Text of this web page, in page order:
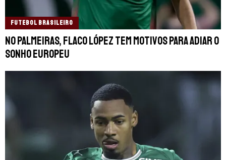
FUTEBOL BRASILEIRO
No Palmeiras, Flaco López tem motivos para adiar o
sonho europeu